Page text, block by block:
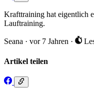
Krafttraining hat eigentlich
Lauftraining.
Seana · vor 7 Jahren ·
Artikel teilen